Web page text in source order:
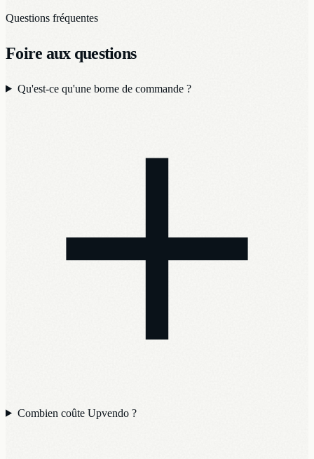
Questions fréquentes
Foire aux questions
Qu'est-ce qu'une borne de commande ?
Combien coûte Upvendo ?